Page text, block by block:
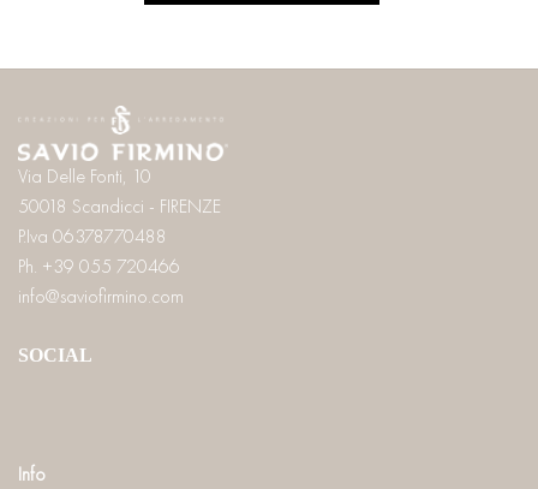
Via Delle Fonti, 10
50018 Scandicci - FIRENZE
P.Iva 06378770488
Ph. +39 055 720466
info@saviofirmino.com
SOCIAL
Info